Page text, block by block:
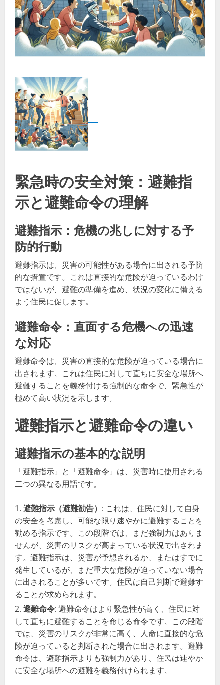
緊急時の安全対策：避難指
示と避難命令の理解
避難指示：危機の兆しに対する予
防的行動
避難指示は、災害の可能性がある場合に出される予防
的な措置です。これは直接的な危険が迫っているわけ
ではないが、避難の準備を進め、状況の変化に備える
よう住民に促します。
避難命令：直面する危機への迅速
な対応
避難命令は、災害の直接的な危険が迫っている場合に
出されます。これは住民に対して直ちに安全な場所へ
避難することを義務付ける強制的な命令で、緊急性が
極めて高い状況を示します。
避難指示と避難命令の違い
避難指示の基本的な説明
「避難指示」と「避難命令」は、災害時に使用される
二つの異なる用語です。
避難指示（避難勧告） : これは、住民に対して自身
の安全を考慮し、可能な限り速やかに避難することを
勧める指示です。この段階では、まだ強制力はありま
せんが、災害のリスクが高まっている状況で出されま
す。避難指示は、災害が予想されるか、またはすでに
発生しているが、まだ重大な危険が迫っていない場合
に出されることが多いです。住民は自己判断で避難す
ることが求められます。
避難命令: 避難命令はより緊急性が高く、住民に対
して直ちに避難することを命じる命令です。この段階
では、災害のリスクが非常に高く、人命に直接的な危
険が迫っていると判断された場合に出されます。避難
命令は、避難指示よりも強制力があり、住民は速やか
に安全な場所への避難を義務付けられます。